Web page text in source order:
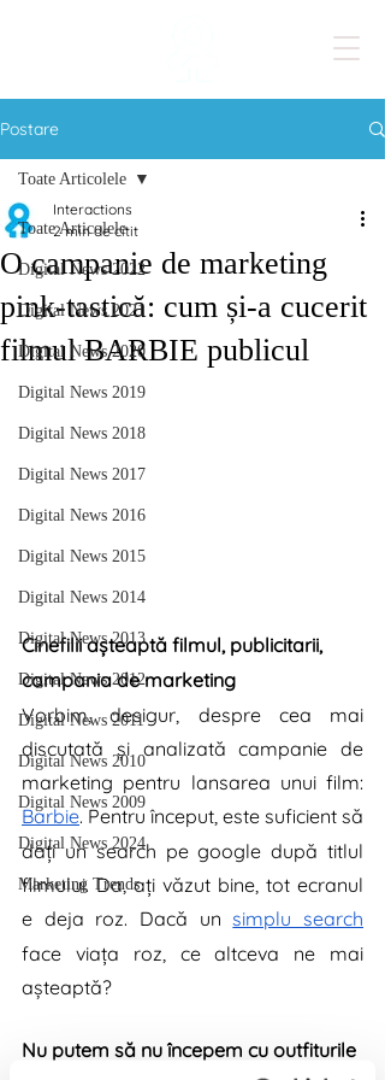
Postare
Toate Articolele
Digital News 2022
Digital News 2021
Digital News 2020
Digital News 2019
Digital News 2018
Digital News 2017
Digital News 2016
Digital News 2015
Digital News 2014
Digital News 2013
Digital News 2012
Digital News 2011
Digital News 2010
Digital News 2009
Digital News 2024
Marketing Trends
Toate Articolele
O campanie de marketing
pink-tastică: cum și-a cucerit
filmul BARBIE publicul
Interactions
2 min de citit
Cinefilii așteaptă filmul, publicitarii,
campania de marketing
Vorbim, desigur, despre cea mai
discutată și analizată campanie de
Barbie. Pentru început, este suficient să
dați un search pe google după titlul
filmului. Da, ați văzut bine, tot ecranul
e deja roz. Dacă un simplu search
face viața roz, ce altceva ne mai
așteaptă?
Nu putem să nu începem cu outfiturile